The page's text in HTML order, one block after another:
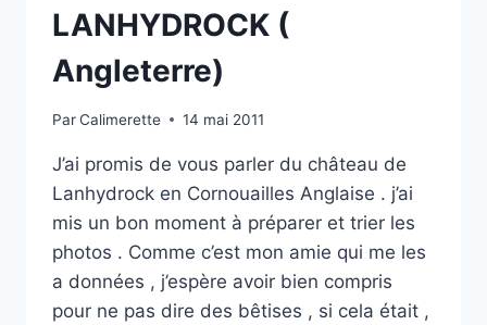
LANHYDROCK (
Angleterre)
ParCalimerette 14 mai 2011
J’ai promis de vous parler du château de
Lanhydrock en Cornouailles Anglaise . j’ai
mis un bon moment à préparer et trier les
photos . Comme c’est mon amie qui me les
a données , j’espère avoir bien compris
pour ne pas dire des bêtises , si cela était ,